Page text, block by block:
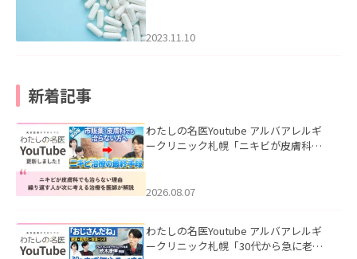
2023.11.10
新着記事
わたしの名医Youtube アルバアレルギ
ークリニック札幌「ニキビが皮膚科で
ました。
2026.08.07
わたしの名医Youtube アルバアレルギ
ークリニック札幌「30代から急に老け